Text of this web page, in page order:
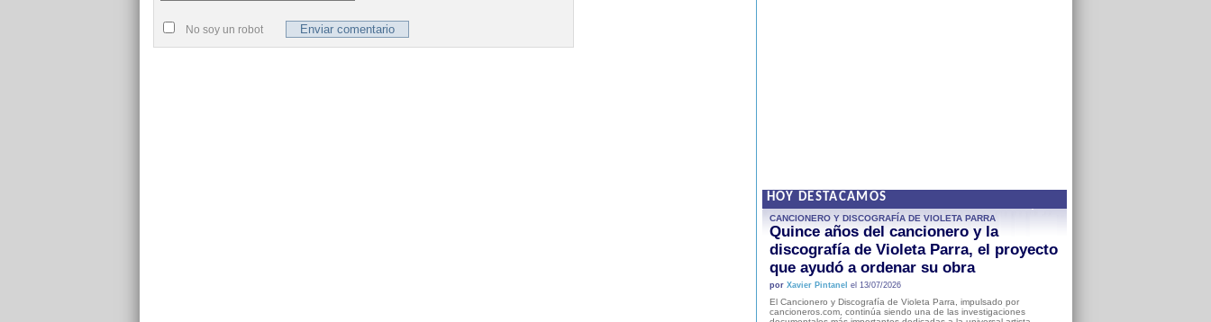
No soy un robot
HOY DESTACAMOS
CANCIONERO Y DISCOGRAFÍA DE VIOLETA PARRA
Quince años del cancionero y la
discografía de Violeta Parra, el proyecto
que ayudó a ordenar su obra
por Xavier Pintanel el 13/07/2026
El Cancionero y Discografía de Violeta Parra, impulsado por
cancioneros.com, continúa siendo una de las investigaciones